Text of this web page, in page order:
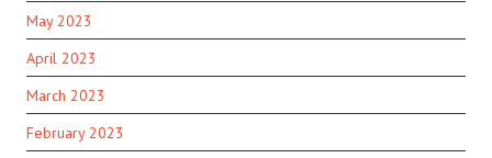
May 2023
April 2023
March 2023
February 2023